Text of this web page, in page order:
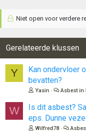
Niet open voor verdere
Gerelateerde klussen
Y
Kan ondervloer
bevatten?
Yasin Asbest in
W
Is dit asbest?
eps. Dunne
Wilfred78